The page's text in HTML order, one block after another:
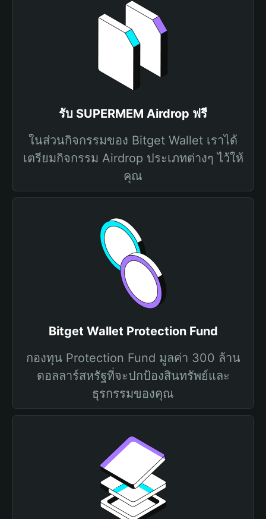
รับ SUPERMEM Airdrop ฟรี
ในส่วนกิจกรรมของ Bitget Wallet เราได้
เตรียมกิจกรรม Airdrop ประเภทต่างๆ ไว้ให้
คุณ
Bitget Wallet Protection Fund
กองทุน Protection Fund มูลค่า 300 ล้าน
ดอลลาร์สหรัฐที่จะปกป้องสินทรัพย์และ
ธุรกรรมของคุณ